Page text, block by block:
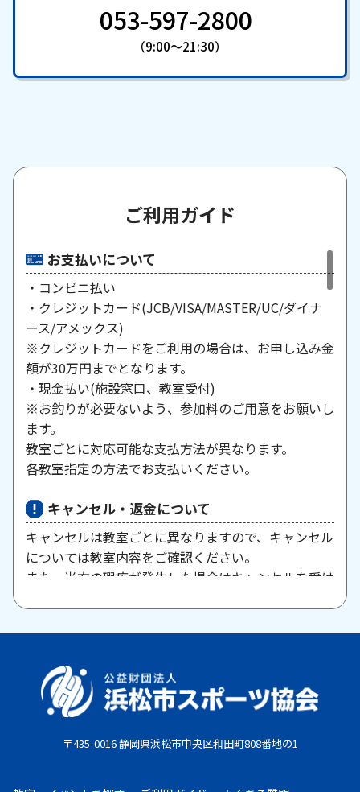
053-597-2800
（9:00～21:30）
ご利用ガイド
お支払いについて
・コンビニ払い
・クレジットカード(JCB/VISA/MASTER/UC/ダイナ
ース/アメックス)
※クレジットカードをご利用の場合は、お申し込み金
額が30万円までとなります。
・現金払い(施設窓口、教室受付)
※お釣りが必要ないよう、参加料のご用意をお願いし
ます。
教室ごとに対応可能な支払方法が異なります。
各教室指定の方法でお支払いください。
キャンセル・返金について
キャンセルは教室ごとに異なりますので、キャンセル
については教室内容をご確認ください。
また、当方の瑕疵が発生した場合はキャンセルを受け
原則として、一旦納入された参加料・受講料は返金い
としていたしません。教室期間中にケガ・病気等によ
り、医師から運動制限が出された場合は、担当者まで
ご相談ください。
・コンビニ払い：お申し込み後、7日以内にお申し込
〒435-0016 静岡県浜松市中央区和田町808番地の1